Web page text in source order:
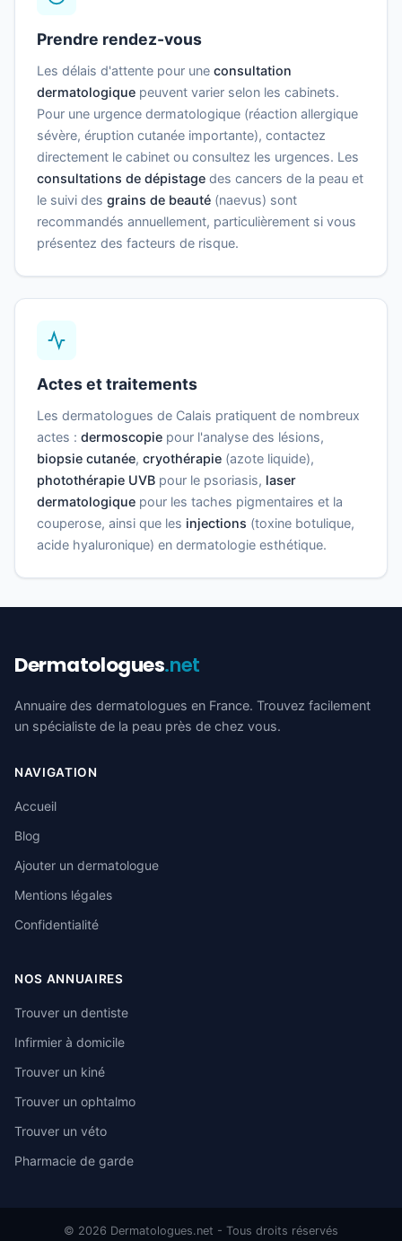
Prendre rendez-vous
Les délais d'attente pour une consultation
dermatologique peuvent varier selon les cabinets.
Pour une urgence dermatologique (réaction allergique
sévère, éruption cutanée importante), contactez
directement le cabinet ou consultez les urgences. Les
consultations de dépistage des cancers de la peau et
le suivi des grains de beauté (naevus) sont
recommandés annuellement, particulièrement si vous
présentez des facteurs de risque.
Actes et traitements
Les dermatologues de Calais pratiquent de nombreux
actes : dermoscopie pour l'analyse des lésions,
biopsie cutanée, cryothérapie (azote liquide),
photothérapie UVB pour le psoriasis, laser
dermatologique pour les taches pigmentaires et la
couperose, ainsi que les injections (toxine botulique,
acide hyaluronique) en dermatologie esthétique.
Dermatologues.net
Annuaire des dermatologues en France. Trouvez facilement
un spécialiste de la peau près de chez vous.
NAVIGATION
Accueil
Blog
Ajouter un dermatologue
Mentions légales
Confidentialité
NOS ANNUAIRES
Trouver un dentiste
Infirmier à domicile
Trouver un kiné
Trouver un ophtalmo
Trouver un véto
Pharmacie de garde
© 2026 Dermatologues.net - Tous droits réservés